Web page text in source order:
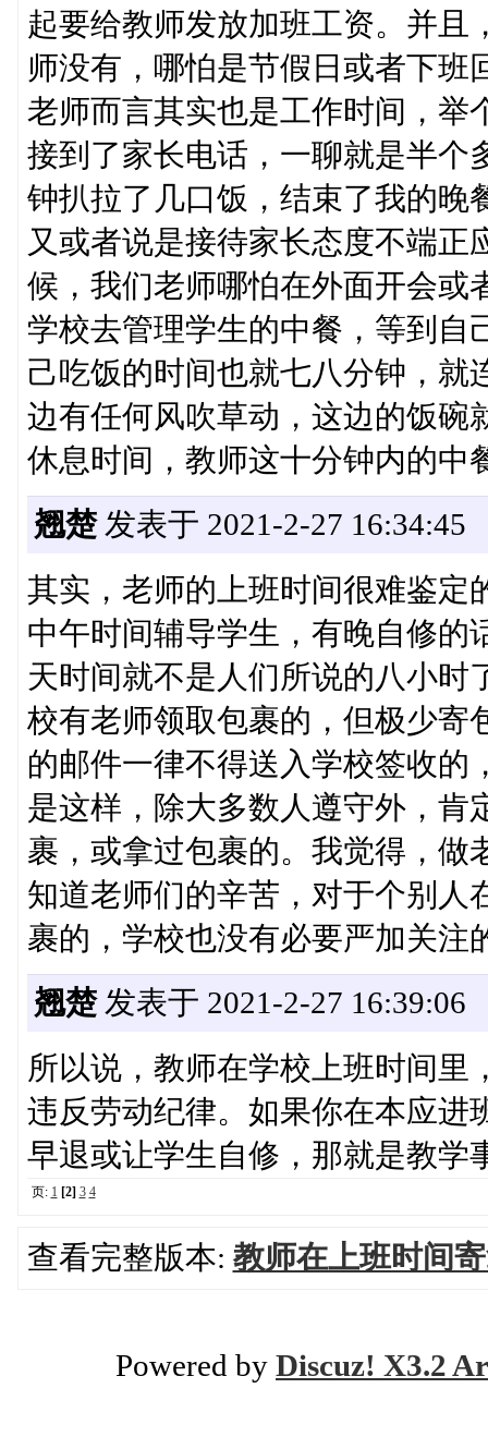
起要给教师发放加班工资。并且
师没有，哪怕是节假日或者下班
老师而言其实也是工作时间，举
接到了家长电话，一聊就是半个
钟扒拉了几口饭，结束了我的晚
又或者说是接待家长态度不端
候，我们老师哪怕在外面开会或
学校去管理学生的中餐，等到自
己吃饭的时间也就七八分钟，就
边有任何风吹草动，这边的饭碗
休息时间，教师这十分钟内的中
翘楚发表于 2021-2-27 16:34:45
其实，老师的上班时间很难鉴定
中午时间辅导学生，有晚自修的
天时间就不是人们所说的八小时
校有老师领取包裹的，但极少寄
的邮件一律不得送入学校签收的
是这样，除大多数人遵守外，肯
裹，或拿过包裹的。我觉得，做
知道老师们的辛苦，对于个别人
裹的，学校也没有必要严加关注
翘楚发表于 2021-2-27 16:39:06
所以说，教师在学校上班时间里
违反劳动纪律。如果你在本应进
早退或让学生自修，那就是教学
页: 1 [2] 3 4
查看完整版本: 教师在上班时间
Powered by Discuz! X3.2